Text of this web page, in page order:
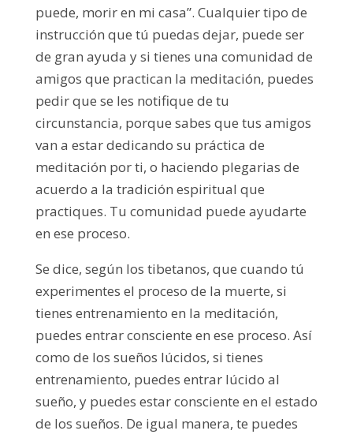
puede, morir en mi casa”. Cualquier tipo de
instrucción que tú puedas dejar, puede ser
de gran ayuda y si tienes una comunidad de
amigos que practican la meditación, puedes
pedir que se les notifique de tu
circunstancia, porque sabes que tus amigos
van a estar dedicando su práctica de
meditación por ti, o haciendo plegarias de
acuerdo a la tradición espiritual que
practiques. Tu comunidad puede ayudarte
en ese proceso.
Se dice, según los tibetanos, que cuando tú
experimentes el proceso de la muerte, si
tienes entrenamiento en la meditación,
puedes entrar consciente en ese proceso. Así
como de los sueños lúcidos, si tienes
entrenamiento, puedes entrar lúcido al
sueño, y puedes estar consciente en el estado
de los sueños. De igual manera, te puedes